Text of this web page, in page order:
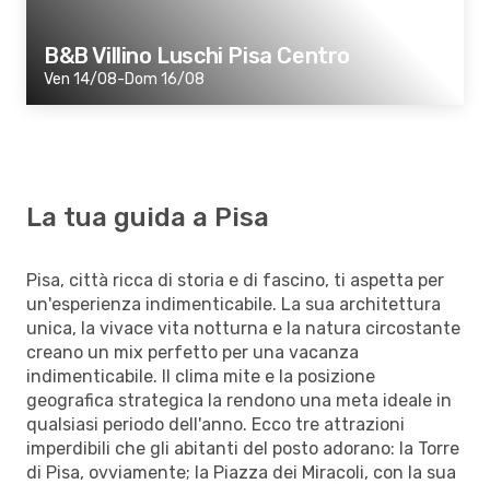
B&B Villino Luschi Pisa Centro
Ven 14/08-Dom 16/08
La tua guida a Pisa
Pisa, città ricca di storia e di fascino, ti aspetta per
un'esperienza indimenticabile. La sua architettura
unica, la vivace vita notturna e la natura circostante
creano un mix perfetto per una vacanza
indimenticabile. Il clima mite e la posizione
geografica strategica la rendono una meta ideale in
qualsiasi periodo dell'anno. Ecco tre attrazioni
imperdibili che gli abitanti del posto adorano: la Torre
di Pisa, ovviamente; la Piazza dei Miracoli, con la sua